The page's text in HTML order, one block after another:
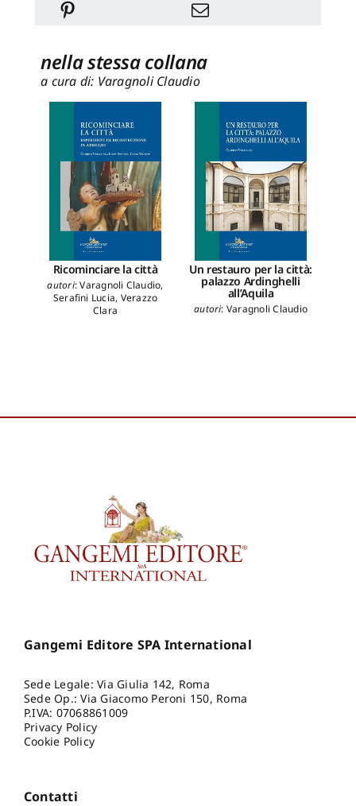
nella stessa collana
a cura di: Varagnoli Claudio
Ricominciare la città
autori:Varagnoli Claudio,
Serafini Lucia, Verazzo
Clara
Un restauro per la città:
palazzo Ardinghelli
all’Aquila
autori: Varagnoli Claudio
Gangemi Editore SPA International
Sede Legale: Via Giulia 142, Roma
Sede Op.: Via Giacomo Peroni 150, Roma
P.IVA: 07068861009
Privacy Policy
Cookie Policy
Contatti